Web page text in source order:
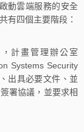
動雲端服務的安全
有四個主要階段：
計畫管理辦公室
Systems Security
出具必要文件、並
署協議，並要求相